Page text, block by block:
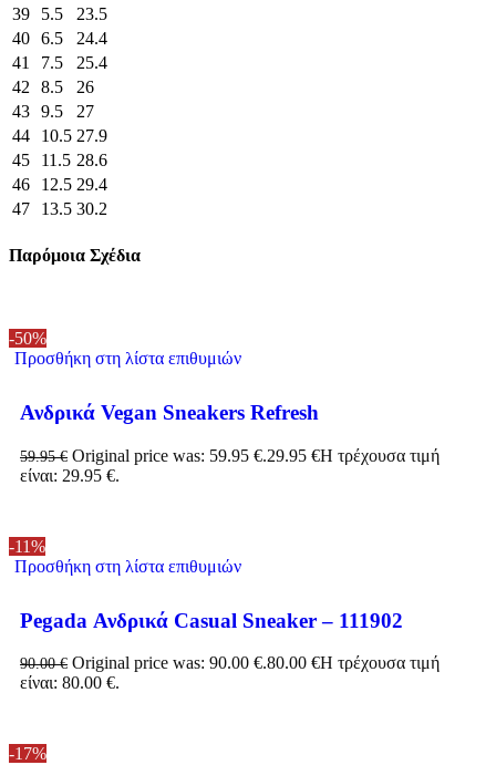
39
5.5
23.5
40 6.5
24.4
41
7.5
25.4
42
8.5
26
43 9.5
27
44
10.5 27.9
45
11.5 28.6
46
12.5 29.4
47
13.5 30.2
Παρόμοια Σχέδια
-50%
Προσθήκη στη λίστα επιθυμιών
Ανδρικά Vegan Sneakers Refresh
59.95€ Original price was: 59.95 €.29.95 €Η τρέχουσα τιμή
είναι: 29.95 €.
-11%
Προσθήκη στη λίστα επιθυμιών
Pegada Ανδρικά Casual Sneaker – 111902
90.00€ Original price was: 90.00 €.80.00 €Η τρέχουσα τιμή
είναι: 80.00 €.
-17%